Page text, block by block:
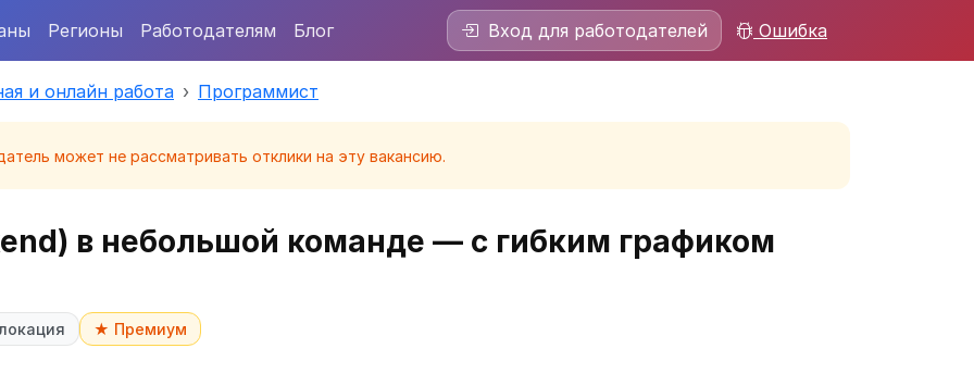
Регионы Работодателям Блог Вход для работодателей Ошибка
и онлайн работа Программист
может не рассматривать отклики на эту вакансию.
в небольшой команде — с гибким графиком
★ Премиум